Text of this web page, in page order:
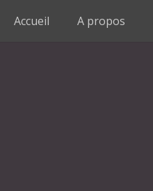
Accueil A propos